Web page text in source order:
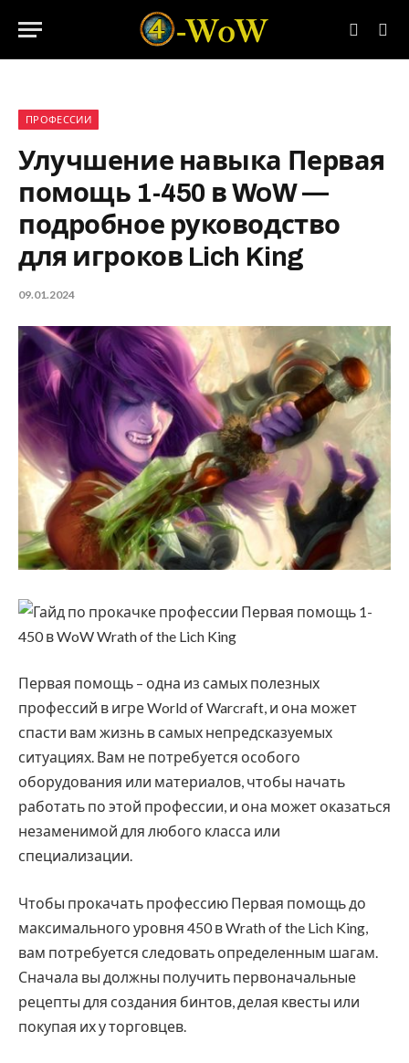
ПРОФЕССИИ
Улучшение навыка Первая
помощь 1-450 в WoW —
подробное руководство
для игроков Lich King
09.01.2024
Первая помощь – одна из самых полезных
профессий в игре World of Warcraft, и она может
спасти вам жизнь в самых непредсказуемых
ситуациях. Вам не потребуется особого
оборудования или материалов, чтобы начать
работать по этой профессии, и она может оказаться
незаменимой для любого класса или
специализации.
Чтобы прокачать профессию Первая помощь до
максимального уровня 450 в Wrath of the Lich King,
вам потребуется следовать определенным шагам.
Сначала вы должны получить первоначальные
рецепты для создания бинтов, делая квесты или
покупая их у торговцев.